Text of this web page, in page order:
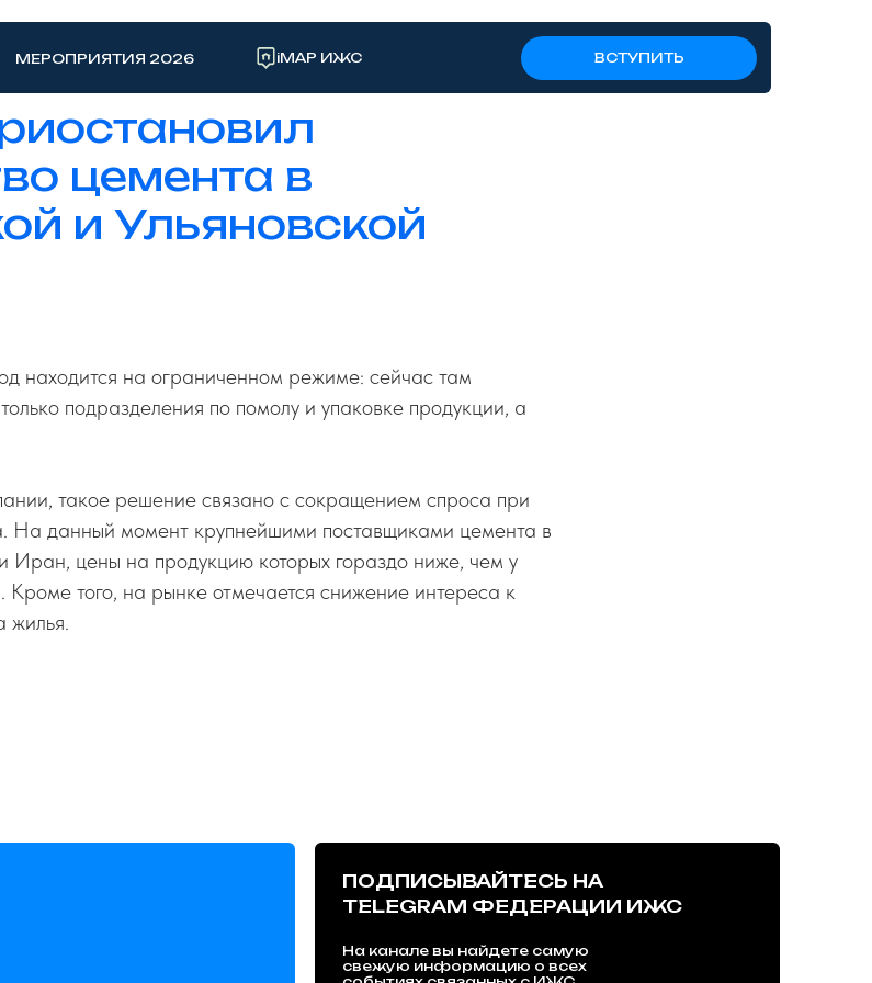
iMAP ИЖС
МЕРОПРИЯТИЯ 2026 ВСТУПИТЬ
цемента в
и Ульяновской
находится на ограниченном режиме: сейчас там
подразделения по помолу и упаковке продукции, а
такое решение связано с сокращением спроса при
На данный момент крупнейшими поставщиками цемента в
Иран, цены на продукцию которых гораздо ниже, чем у
Кроме того, на рынке отмечается снижение интереса к
жилья.
На канале вы найдете самую
свежую информацию о всех
ПОДПИСЫВАЙТЕСЬ НА
TELEGRAM ФЕДЕРАЦИИ ИЖС